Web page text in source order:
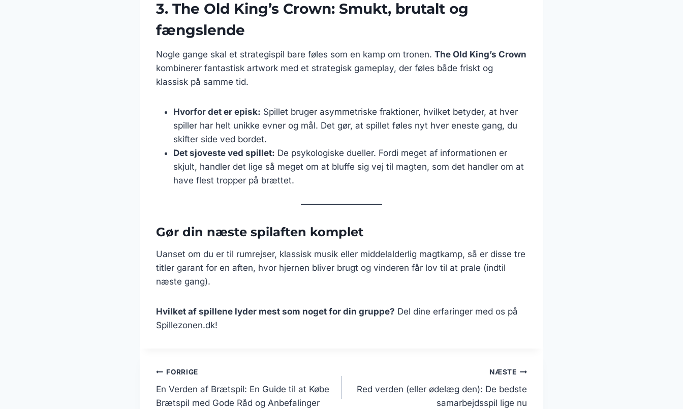
3. The Old King’s Crown: Smukt, brutalt og
fængslende
Nogle gange skal et strategispil bare føles som en kamp om tronen. The Old King’s Crown
kombinerer fantastisk artwork med et strategisk gameplay, der føles både friskt og
klassisk på samme tid.
Hvorfor det er episk: Spillet bruger asymmetriske fraktioner, hvilket betyder, at hver
spiller har helt unikke evner og mål. Det gør, at spillet føles nyt hver eneste gang, du
skifter side ved bordet.
Det sjoveste ved spillet: De psykologiske dueller. Fordi meget af informationen er
skjult, handler det lige så meget om at bluffe sig vej til magten, som det handler om at
have flest tropper på brættet.
Gør din næste spilaften komplet
Uanset om du er til rumrejser, klassisk musik eller middelalderlig magtkamp, så er disse tre
titler garant for en aften, hvor hjernen bliver brugt og vinderen får lov til at prale (indtil
næste gang).
Hvilket af spillene lyder mest som noget for din gruppe? Del dine erfaringer med os på
Spillezonen.dk!
Indlægsnavigation
FORRIGE
En Verden af Brætspil: En Guide til at Købe
Brætspil med Gode Råd og Anbefalinger
NÆSTE
Red verden (eller ødelæg den): De bedste
samarbejdsspil lige nu